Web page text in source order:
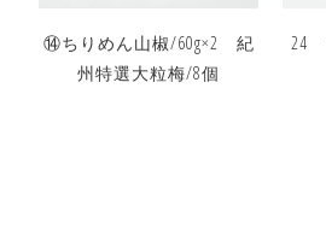
⑭ちりめん山椒/60g×2 紀
州特選大粒梅/8個
24